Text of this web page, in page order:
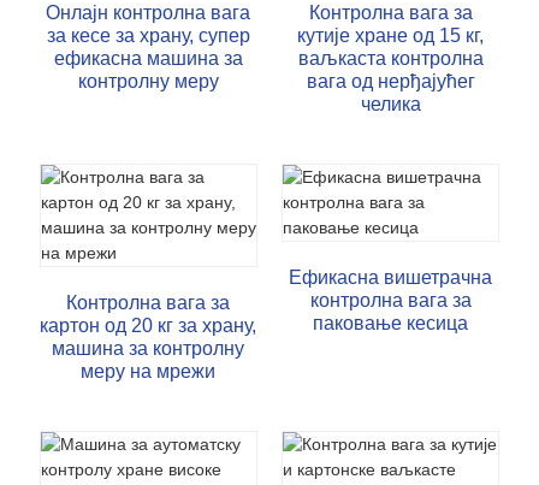
Онлајн контролна вага
за кесе за храну, супер
ефикасна машина за
контролну меру
Контролна вага за
кутије хране од 15 кг,
ваљкаста контролна
вага од нерђајућег
челика
Контролна вага за
картон од 20 кг за храну,
машина за контролну
меру на мрежи
Ефикасна вишетрачна
контролна вага за
паковање кесица